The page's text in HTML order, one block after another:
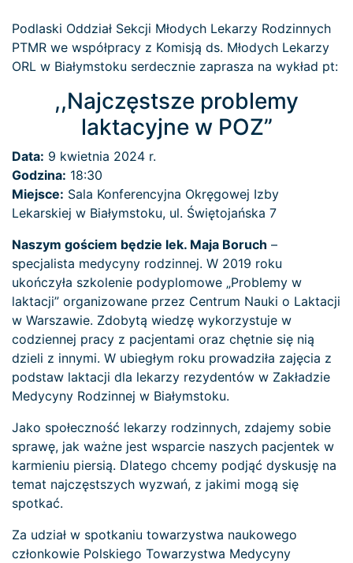
Podlaski Oddział Sekcji Młodych Lekarzy Rodzinnych
PTMR we współpracy z Komisją ds. Młodych Lekarzy
ORL w Białymstoku serdecznie zaprasza na wykład pt:
,,Najczęstsze problemy
laktacyjne w POZ”
Data: 9 kwietnia 2024 r.
Godzina: 18:30
Miejsce: Sala Konferencyjna Okręgowej Izby
Lekarskiej w Białymstoku, ul. Świętojańska 7
Naszym gościem będzie lek. Maja Boruch –
specjalista medycyny rodzinnej. W 2019 roku
ukończyła szkolenie podyplomowe „Problemy w
laktacji” organizowane przez Centrum Nauki o Laktacji
w Warszawie. Zdobytą wiedzę wykorzystuje w
codziennej pracy z pacjentami oraz chętnie się nią
dzieli z innymi. W ubiegłym roku prowadziła zajęcia z
podstaw laktacji dla lekarzy rezydentów w Zakładzie
Medycyny Rodzinnej w Białymstoku.
Jako społeczność lekarzy rodzinnych, zdajemy sobie
sprawę, jak ważne jest wsparcie naszych pacjentek w
karmieniu piersią. Dlatego chcemy podjąć dyskusję na
temat najczęstszych wyzwań, z jakimi mogą się
spotkać.
Za udział w spotkaniu towarzystwa naukowego
członkowie Polskiego Towarzystwa Medycyny